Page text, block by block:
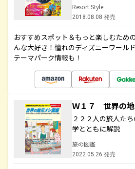
Resort Style
2018.08.08 発売
おすすめスポット＆もっと楽しむため
んな大好き！憧れのディズニーワール
テーマパーク情報も！
Ｗ１７ 世界の
２２２人の旅人た
学とともに解説
旅の図鑑
2022.05.26 発売